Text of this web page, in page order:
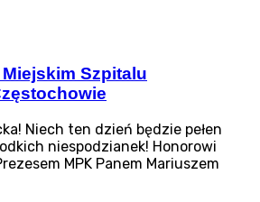
Szpitalu
Niech ten dzień będzie pełen
niespodzianek! Honorowi
MPK Panem Mariuszem